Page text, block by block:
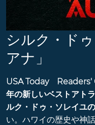
シルク・ド
アナ」
USA Today Readers'
年の新しいベストアト
ルク・ドゥ・ソレイユ
い。ハワイの歴史や神